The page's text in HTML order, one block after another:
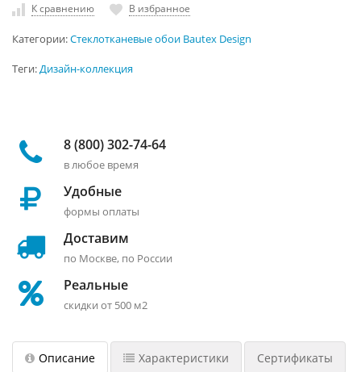
К сравнению В избранное
Категории:Стеклотканевые обои Bautex Design
Теги:Дизайн-коллекция
8 (800) 302-74-64
в любое время
Удобные
формы оплаты
Доставим
по Москве, по России
Реальные
скидки от 500 м2
Описание Характеристики Сертификаты